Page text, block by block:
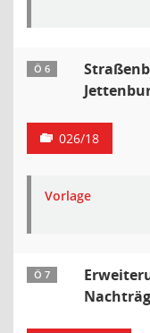
Ö 6
026/18
Vorlage
Ö 7